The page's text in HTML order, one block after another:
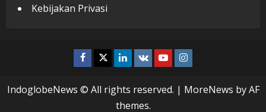
Kebijakan Privasi
Facebook
TwitterLinkedin
VK YoutubeInstagram
IndoglobeNews © All rights reserved. | MoreNews by AF
themes.